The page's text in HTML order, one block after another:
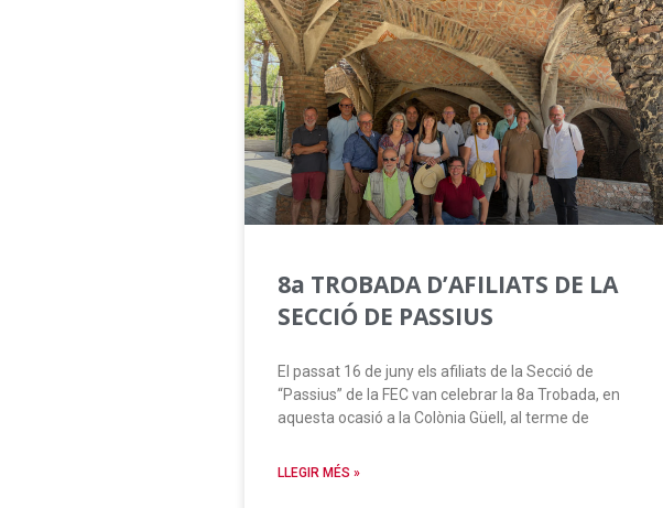
8a TROBADA D’AFILIATS DE LA
SECCIÓ DE PASSIUS
El passat 16 de juny els afiliats de la Secció de
“Passius” de la FEC van celebrar la 8a Trobada, en
aquesta ocasió a la Colònia Güell, al terme de
LLEGIR MÉS »